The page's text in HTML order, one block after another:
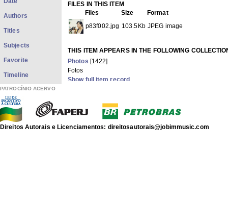
FILES IN THIS ITEM
Files
Size
Format
p83f002.jpg 103.5Kb JPEG image
THIS ITEM APPEARS IN THE FOLLOWING
Photos [1422]
Fotos
Show full item record
Authors
Titles
Subjects
Favorite
Timeline
PATROCÍNIO ACERVO
Direitos Autorais e Licenciamentos: direitosautorais@jobimmusic.com